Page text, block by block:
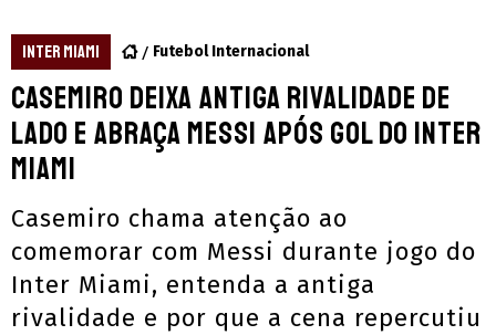
INTER MIAMI Futebol Internacional
Casemiro deixa antiga rivalidade de
lado e abraça Messi após gol do Inter
Miami
Casemiro chama atenção ao
comemorar com Messi durante jogo do
Inter Miami, entenda a antiga
rivalidade e por que a cena repercutiu